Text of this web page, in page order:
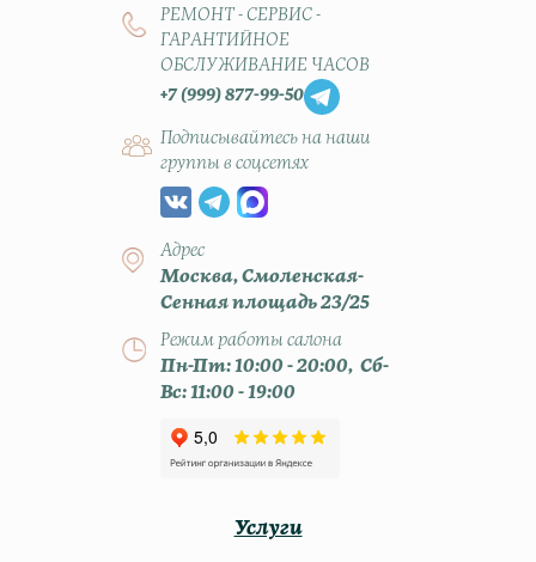
РЕМОНТ - СЕРВИС -
ГАРАНТИЙНОЕ
ОБСЛУЖИВАНИЕ ЧАСОВ
+7 (999) 877-99-50
Подписывайтесь на наши
группы в соцсетях
Адрес
Москва, Смоленская-
Сенная площадь 23/25
Режим работы салона
Пн-Пт: 10:00 - 20:00, Сб-
Вс: 11:00 - 19:00
Услуги